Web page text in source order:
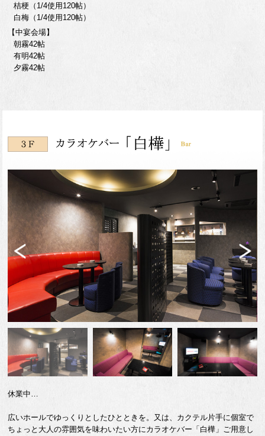
桔梗（1/4使用120帖）
白梅（1/4使用120帖）
【中宴会場】
朝霧42帖
有明42帖
夕霧42帖
Previ
ous
Next
休業中…
広いホールでゆっくりとしたひとときを。又は、カクテル片手に個室で
ちょっと大人の雰囲気を味わいたい方にカラオケバー「白樺」ご用意し